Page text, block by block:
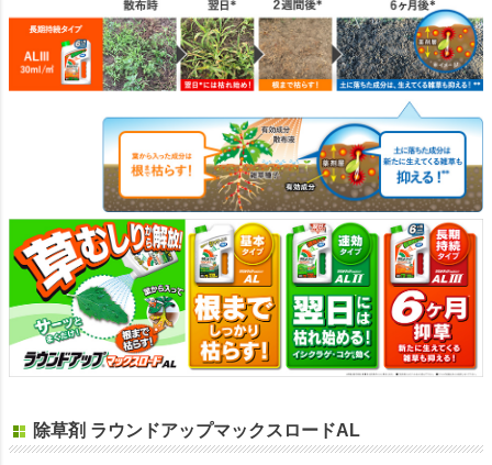
除草剤 ラウンドアップマックスロードAL